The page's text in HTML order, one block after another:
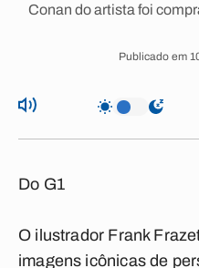
Conan do artista foi
Publicado em
Do G1
O ilustrador Frank
imagens icônicas de